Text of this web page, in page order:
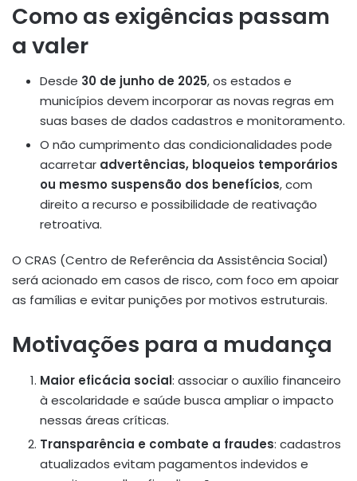
Como as exigências passam
a valer
Desde 30 de junho de 2025, os estados e
municípios devem incorporar as novas regras em
suas bases de dados cadastros e monitoramento.
O não cumprimento das condicionalidades pode
acarretar advertências, bloqueios temporários
ou mesmo suspensão dos benefícios, com
direito a recurso e possibilidade de reativação
retroativa.
O CRAS (Centro de Referência da Assistência Social)
será acionado em casos de risco, com foco em apoiar
as famílias e evitar punições por motivos estruturais.
Motivações para a mudança
Maior eficácia social: associar o auxílio financeiro
à escolaridade e saúde busca ampliar o impacto
nessas áreas críticas.
Transparência e combate a fraudes: cadastros
atualizados evitam pagamentos indevidos e